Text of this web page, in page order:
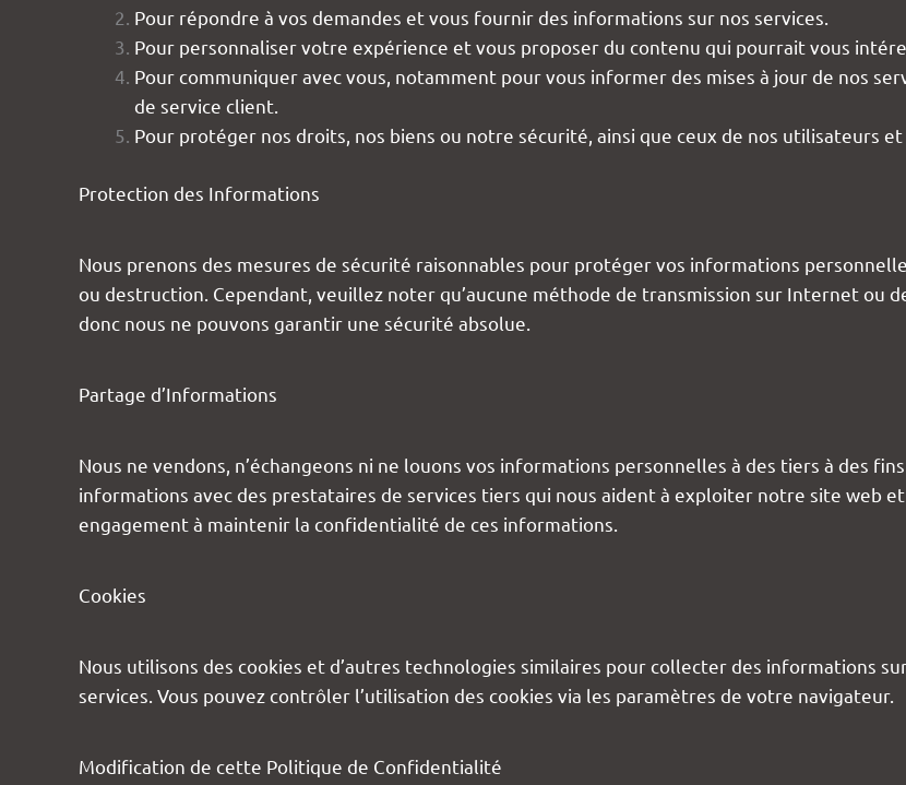
Pour répondre à vos demandes et vous fournir des informations sur nos services.
Pour personnaliser votre expérience et vous proposer du contenu qui pourrait vous
Pour communiquer avec vous, notamment pour vous informer des mises à jour de nos
de service client.
Pour protéger nos droits, nos biens ou notre sécurité, ainsi que ceux de nos utilisateurs
Protection des Informations
Nous prenons des mesures de sécurité raisonnables pour protéger vos informations
ou destruction. Cependant, veuillez noter qu’aucune méthode de transmission sur Internet ou
donc nous ne pouvons garantir une sécurité absolue.
Partage d’Informations
Nous ne vendons, n’échangeons ni ne louons vos informations personnelles à des tiers à des
informations avec des prestataires de services tiers qui nous aident à exploiter notre site web
engagement à maintenir la confidentialité de ces informations.
Cookies
Nous utilisons des cookies et d’autres technologies similaires pour collecter des informations
services. Vous pouvez contrôler l’utilisation des cookies via les paramètres de votre navigateur.
Modification de cette Politique de Confidentialité